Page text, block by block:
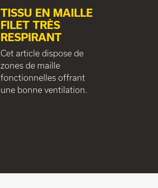
TISSU EN MAILLE
FILET TRÈS
RESPIRANT
Cet article dispose de
zones de maille
fonctionnelles offrant
une bonne ventilation.